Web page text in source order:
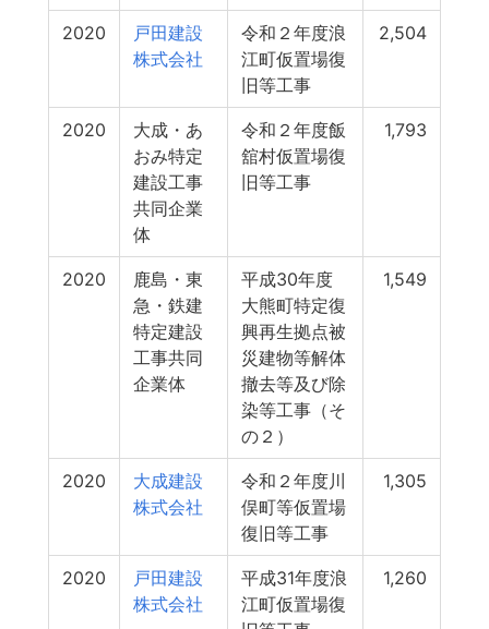
2020
戸田建設
株式会社
令和２年度浪
江町仮置場復
旧等工事
2,504
2020
大成・あ
おみ特定
建設工事
共同企業
体
令和２年度飯
舘村仮置場復
旧等工事
1,793
2020
鹿島・東
急・鉄建
特定建設
工事共同
企業体
平成30年度
大熊町特定復
興再生拠点被
災建物等解体
撤去等及び除
染等工事（そ
の２）
1,549
2020
大成建設
株式会社
令和２年度川
俣町等仮置場
復旧等工事
1,305
2020
戸田建設
株式会社
平成31年度浪
江町仮置場復
1,260